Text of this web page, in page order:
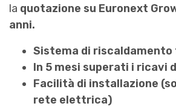
la quotazione su Euronext
anni.
Sistema di riscaldamento
In 5 mesi superati i ricavi
Facilità di installazione
rete elettrica)